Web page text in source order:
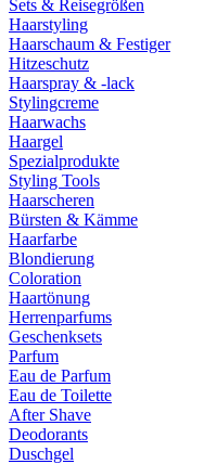
Sets & Reisegrößen
Haarstyling
Haarschaum & Festiger
Hitzeschutz
Haarspray & -lack
Stylingcreme
Haarwachs
Haargel
Spezialprodukte
Styling Tools
Haarscheren
Bürsten & Kämme
Haarfarbe
Blondierung
Coloration
Haartönung
Herrenparfums
Geschenksets
Parfum
Eau de Parfum
Eau de Toilette
After Shave
Deodorants
Duschgel